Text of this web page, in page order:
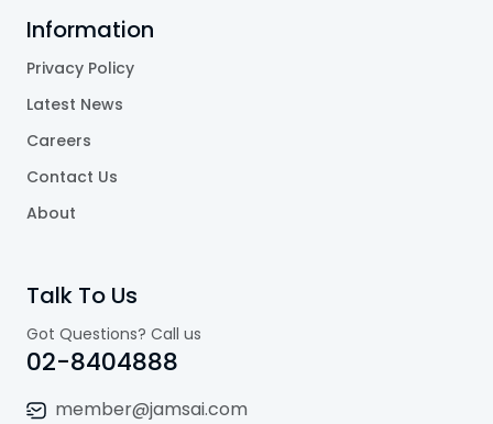
Information
Privacy Policy
Latest News
Careers
Contact Us
About
Talk To Us
Got Questions? Call us
02-8404888
member@jamsai.com